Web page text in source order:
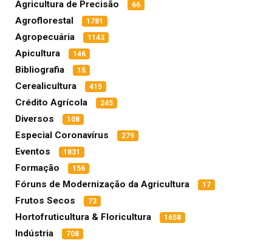
Agricultura de Precisão 66
Agroflorestal 1781
Agropecuária 1143
Apicultura 146
Bibliografia 15
Cerealicultura 415
Crédito Agrícola 245
Diversos 108
Especial Coronavírus 279
Eventos 1831
Formação 156
Fóruns de Modernização da Agricultura 17
Frutos Secos 73
Hortofruticultura & Floricultura 1658
Indústria 708